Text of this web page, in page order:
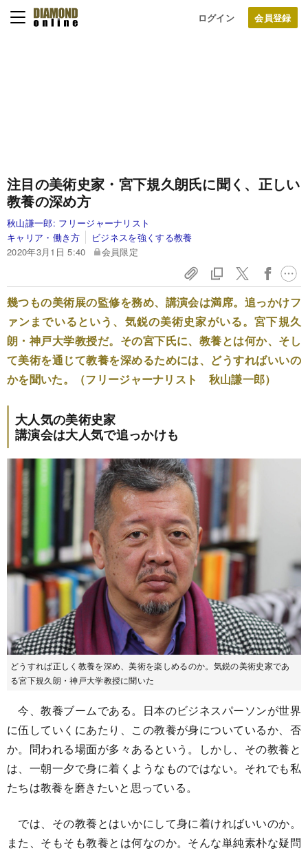
ログイン
注目の美術史家・宮下規久朗氏に聞く、正しい
教養の深め方
秋山謙一郎: フリージャーナリスト
キャリア・働き方
ビジネスを強くする教養
2020年3月1日 5:40
会員限定
幾つもの美術展の監修を務め、講演会は満席。追っかけフ
ァンまでいるという、気鋭の美術史家がいる。宮下規久
朗・神戸大学教授だ。その宮下氏に、教養とは何か、そし
て美術を通じて教養を深めるためには、どうすればいいの
かを聞いた。（フリージャーナリスト 秋山謙一郎）
大人気の美術史家
講演会は大人気で追っかけも
どうすれば正しく教養を深め、美術を楽しめるのか。気鋭の美術史家であ
る宮下規久朗・神戸大学教授に聞いた
今、教養ブームである。日本のビジネスパーソンが世界
に伍していくにあたり、この教養が身についているか、否
か。問われる場面が多々あるという。しかし、その教養と
は、一朝一夕で身に着くようなものではない。それでも私
たちは教養を磨きたいと思っている。
では、その教養とはいかにして身に着ければいいのか。
また、そもそも教養とは何なのか。そんな単純素朴な疑問